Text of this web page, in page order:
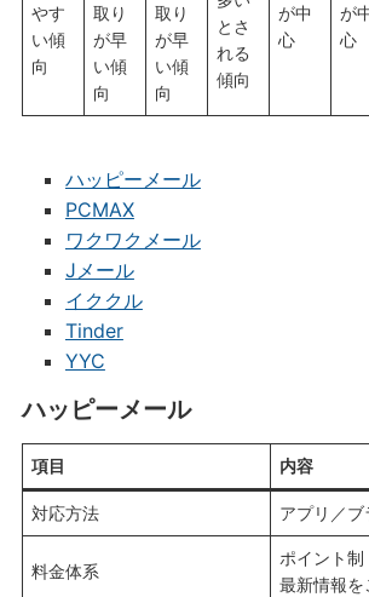
やす
い傾
向
取り
が早
い傾
向
取り
が早
い傾
向
とさ
れる
傾向
が中
心
が
心
ハッピーメール
PCMAX
ワクワクメール
Jメール
イククル
Tinder
YYC
ハッピーメール
項目 内容
対応方法 アプリ／ブ
料金体系
ポイント
最新情報を